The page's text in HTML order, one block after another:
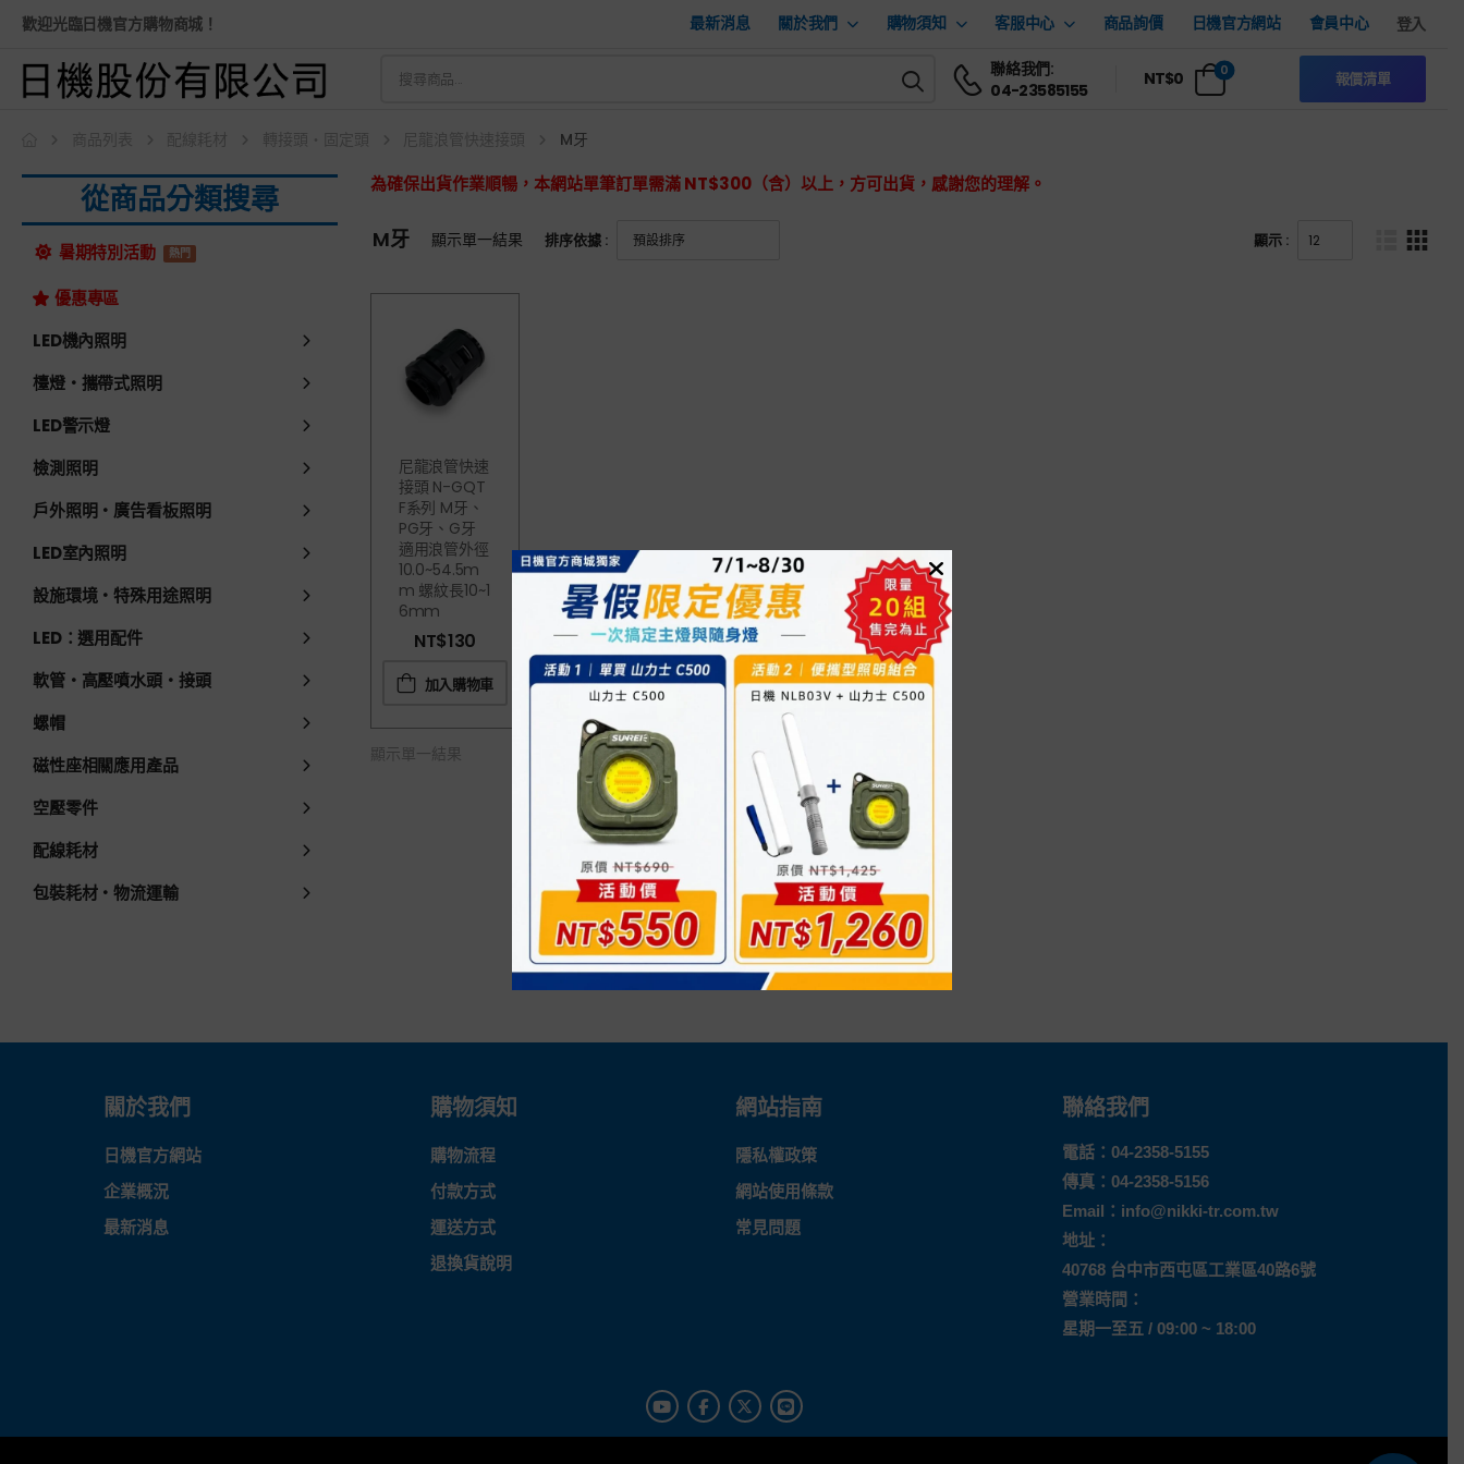
歡迎光臨日機官方購物商城！ 最新消息 關於我們 購物須知 客服中心 商品詢價 日機官方網站 會員中心 登入
聯絡我們:
04-23585155
NT$0 0 報價清單
M牙
從商品分類搜尋
暑期特別活動 熱門
優惠專區
LED機內照明
檯燈・攜帶式照明
LED警示燈
檢測照明
戶外照明・廣告看板照明
LED室內照明
設施環境・特殊用途照明
LED：選用配件
軟管・高壓噴水頭・接頭
螺帽
磁性座相關應用產品
空壓零件
配線耗材
包裝耗材・物流運輸
為確保出貨作業順暢，本網站單筆訂單需滿 NT$300（含）以上，方可出貨，感謝您的理解。
M牙 顯示單一結果 排序依據 : 顯示 :
尼龍浪管快速
接頭 N-GQT
F系列 M牙、
PG牙、G牙
適用浪管外徑
10.0~54.5m
M 螺紋長10~1
6mm
NT$130
加入購物車
顯示單一結果
關於我們
日機官方網站
企業概況
最新消息
購物須知
購物流程
付款方式
運送方式
退換貨說明
網站指南
隱私權政策
網站使用條款
常見問題
聯絡我們
電話： 04-2358-5155
傳真：04-2358-5156
Email： info@nikki-tr.com.tw
地址：
40768 台中市西屯區工業區40路6號
營業時間：
星期一至五 / 09:00 ~ 18:00